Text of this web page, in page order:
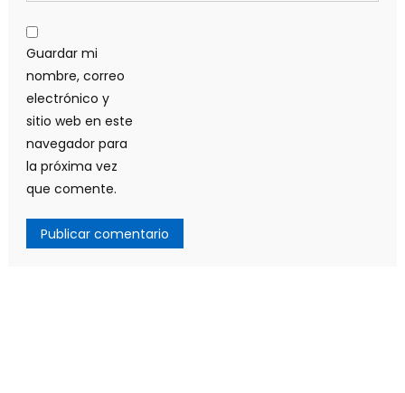
Guardar mi
nombre, correo
electrónico y
sitio web en este
navegador para
la próxima vez
que comente.